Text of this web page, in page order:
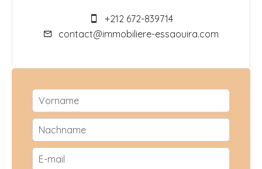
+212 672-839714
contact@immobiliere-essaouira.com